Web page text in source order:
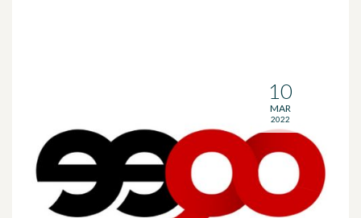
10
MAR
2022